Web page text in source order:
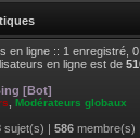
en ligne :: 1 enregistré,
en ligne est de
[Bot]
Modérateurs globaux
sujet(s) | 586 membre(s)